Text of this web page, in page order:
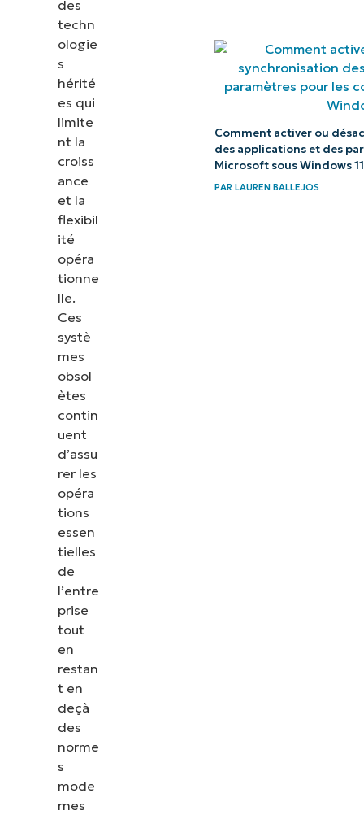
des
techn
ologie
s
hérité
es qui
limite
nt la
croiss
ance
et la
flexibil
ité
opéra
tionne
lle.
Ces
systè
mes
obsol
ètes
contin
uent
d’assu
rer les
opéra
tions
essen
tielles
de
l’entre
prise
tout
en
restan
t en
deçà
des
norme
s
mode
rnes
Comment activer ou
des applications et des
Microsoft sous Windows 11
PAR LAUREN BALLEJOS